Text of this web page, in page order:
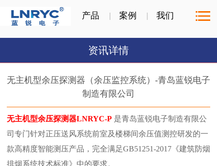
产品 案例 我们
资讯详情
无主机型余压探测器（余压监控系统）-青岛蓝锐电子
制造有限公司
无主机型余压探测器LNRYC-P 是青岛蓝锐电子制造有限公
司专门针对正压送风系统前室及楼梯间余压值测控研发的一
款高精度智能测压产品，完全满足GB51251-2017《建筑防烟
排烟系统技术标准》中的要求。